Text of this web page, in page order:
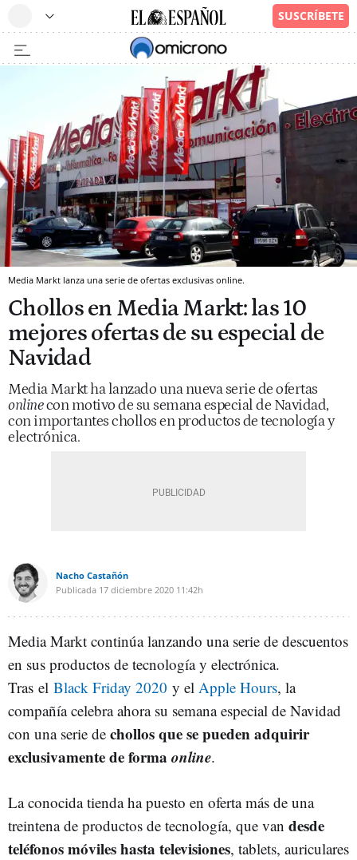
Media Markt lanza una serie de ofertas exclusivas online.
Chollos en Media Markt: las 10
mejores ofertas de su especial de
Navidad
Media Markt ha lanzado una nueva serie de ofertas
onlinecon motivo de su semana especial de Navidad,
con importantes chollos en productos de tecnología y
electrónica.
Nacho Castañón
Publicada 17 diciembre 2020 11:42h
Media Markt continúa lanzando una serie de descuentos
en sus productos de tecnología y electrónica.
Tras el Black Friday 2020 y el Apple Hours, la
compañía celebra ahora su semana especial de Navidad
con una serie de chollos que se pueden adquirir
exclusivamente de forma online.
La conocida tienda ha puesto en oferta más de una
treintena de productos de tecnología, que van desde
teléfonos móviles hasta televisiones, tablets, auriculares